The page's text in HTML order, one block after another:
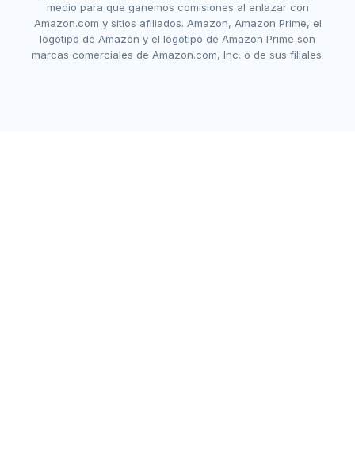
medio para que ganemos comisiones al enlazar con
Amazon.com y sitios afiliados. Amazon, Amazon Prime, el
logotipo de Amazon y el logotipo de Amazon Prime son
marcas comerciales de Amazon.com, Inc. o de sus filiales.